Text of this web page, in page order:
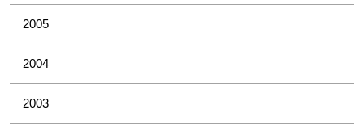
2005
2004
2003